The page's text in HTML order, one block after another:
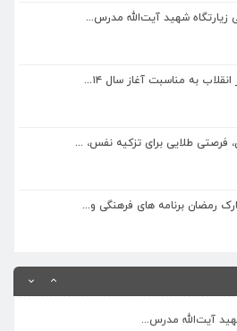
زیارتگاه شهید آیت‌الله مدرس...
به مناسبت آغاز سال ۱۴...
فرصتی طلایی برای تزکیه نفس، ...
رمضان برنامه های فرهنگی و...
آغاز سال ۱۴...
برای تزکیه نفس، ...
های فرهنگی و...
آیت‌الله مدرس...